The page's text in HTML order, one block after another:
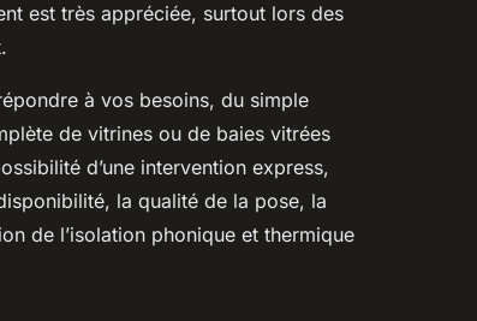
est très appréciée, surtout lors des
à vos besoins, du simple
de vitrines ou de baies vitrées
d’une intervention express,
la qualité de la pose, la
de l’isolation phonique et thermique